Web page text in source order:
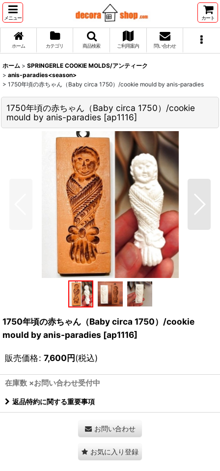
メニュー カート
ホーム カテゴリ 商品検索 ご利用案内 問い合わせ
ホーム > SPRINGERLE COOKIE MOLDS/アンティーク
> anis-paradies<season>
> 1750年頃の赤ちゃん（Baby circa 1750）/cookie mould by anis-paradies
1750年頃の赤ちゃん（Baby circa 1750）/cookie
mould by anis-paradies [ap1116]
1750年頃の赤ちゃん（Baby circa 1750）/cookie
mould by anis-paradies [ap1116]
販売価格: 7,600円(税込)
在庫数 ×お問い合わせ受付中
返品特約に関する重要事項
お問い合わせ
お気に入り登録